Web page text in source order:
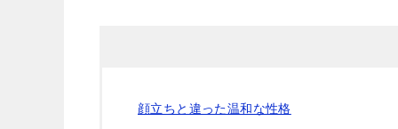
顔立ちと違った温和な性格